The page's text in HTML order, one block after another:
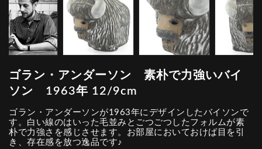
ゴラン・アンダーソン 素朴で力強いバイ
ソン 1963年 12/9cm
ゴラン・アンダーソンが1963年にデザインしたバイソンで
す。白い線のはいった毛並みとごつごつしたフォルムが素
朴で力強さを感じさせます。お部屋においておけば目を引
き、存在感を放つ逸品です♪